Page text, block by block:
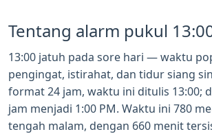
Tentang alarm pukul
13:00 jatuh pada sore hari — waktu
pengingat, istirahat, dan tidur siang
format 24 jam, waktu ini ditulis 13:00;
jam menjadi 1:00 PM. Waktu ini 780
tengah malam, dengan 660 menit